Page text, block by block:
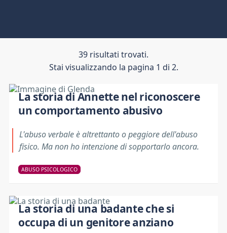
39 risultati trovati.
Stai visualizzando la pagina 1 di 2.
La storia di Annette nel riconoscere
un comportamento abusivo
L'abuso verbale è altrettanto o peggiore dell'abuso
fisico. Ma non ho intenzione di sopportarlo ancora.
ABUSO PSICOLOGICO
La storia di una badante che si
occupa di un genitore anziano